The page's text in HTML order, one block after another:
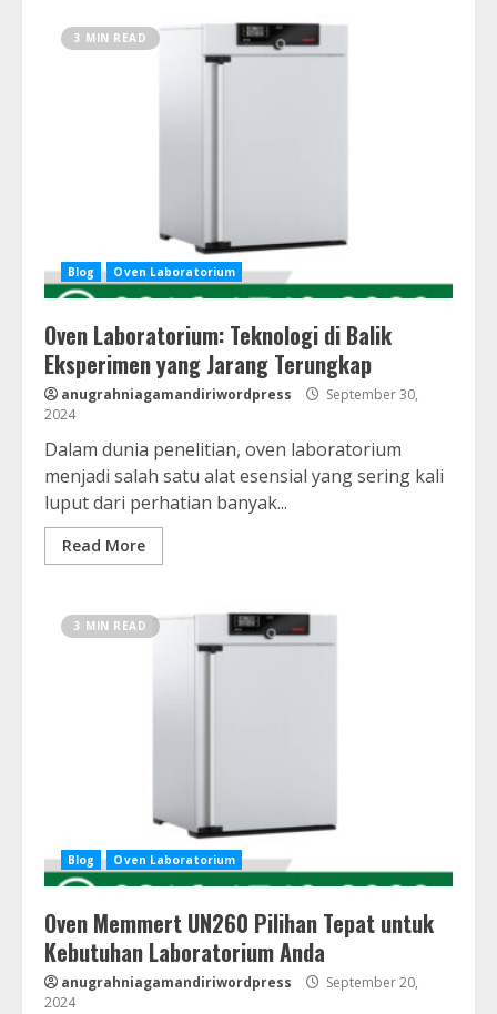
3 MIN READ
Blog Oven Laboratorium
Oven Laboratorium: Teknologi di Balik
Eksperimen yang Jarang Terungkap
anugrahniagamandiriwordpress
September 30,
2024
Dalam dunia penelitian, oven laboratorium
menjadi salah satu alat esensial yang sering kali
luput dari perhatian banyak...
Read More
3 MIN READ
Blog Oven Laboratorium
Oven Memmert UN260 Pilihan Tepat untuk
Kebutuhan Laboratorium Anda
anugrahniagamandiriwordpress
September 20,
2024